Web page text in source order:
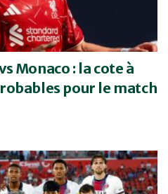
Monaco : la cote à
pour le match